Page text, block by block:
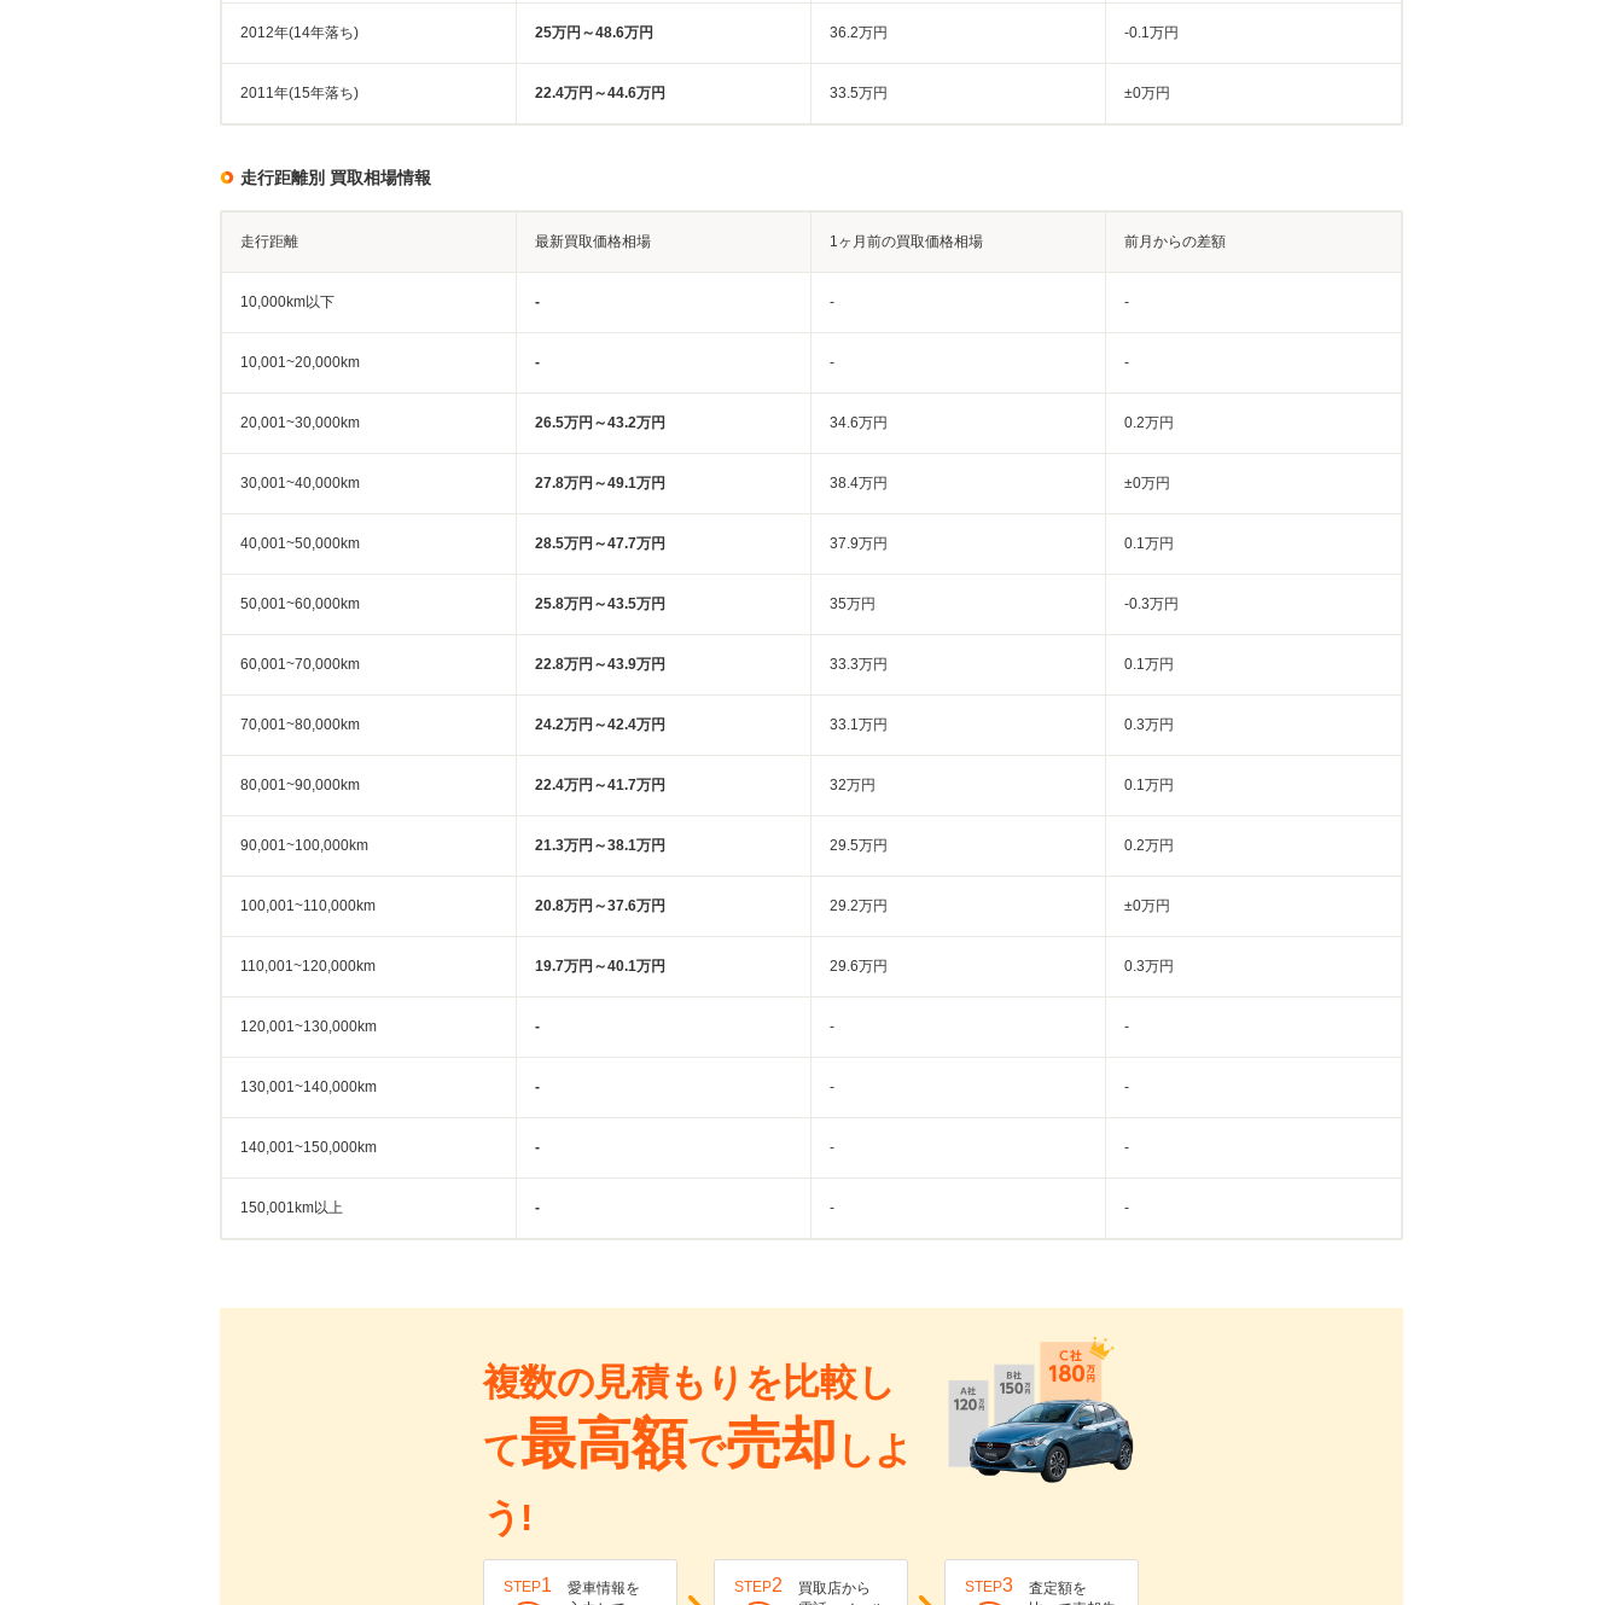
2012年(14年落ち) 25万円～48.6万円 36.2万円 -0.1万円
2011年(15年落ち) 22.4万円～44.6万円 33.5万円 ±0万円
走行距離別 買取相場情報
走行距離 最新買取価格相場 1ヶ月前の買取価格相場 前月からの差額
10,000km以下 - - -
10,001~20,000km - - -
20,001~30,000km 26.5万円～43.2万円 34.6万円 0.2万円
30,001~40,000km 27.8万円～49.1万円 38.4万円 ±0万円
40,001~50,000km 28.5万円～47.7万円 37.9万円 0.1万円
50,001~60,000km 25.8万円～43.5万円 35万円 -0.3万円
60,001~70,000km 22.8万円～43.9万円 33.3万円 0.1万円
70,001~80,000km 24.2万円～42.4万円 33.1万円 0.3万円
80,001~90,000km 22.4万円～41.7万円 32万円 0.1万円
90,001~100,000km 21.3万円～38.1万円 29.5万円 0.2万円
100,001~110,000km 20.8万円～37.6万円 29.2万円 ±0万円
110,001~120,000km 19.7万円～40.1万円 29.6万円 0.3万円
120,001~130,000km - - -
130,001~140,000km - - -
140,001~150,000km - - -
150,001km以上 - - -
複数の見積もりを比較し
て最高額で売却 しよ
う!
STEP1
愛車情報を
STEP2
買取店から
STEP3
査定額を